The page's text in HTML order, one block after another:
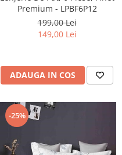
Premium - LPBF6P12
199,00 Lei
149,00 Lei
ADAUGA IN COS
-25%